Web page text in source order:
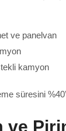
ve panelvan
kamyon
süresini
ve